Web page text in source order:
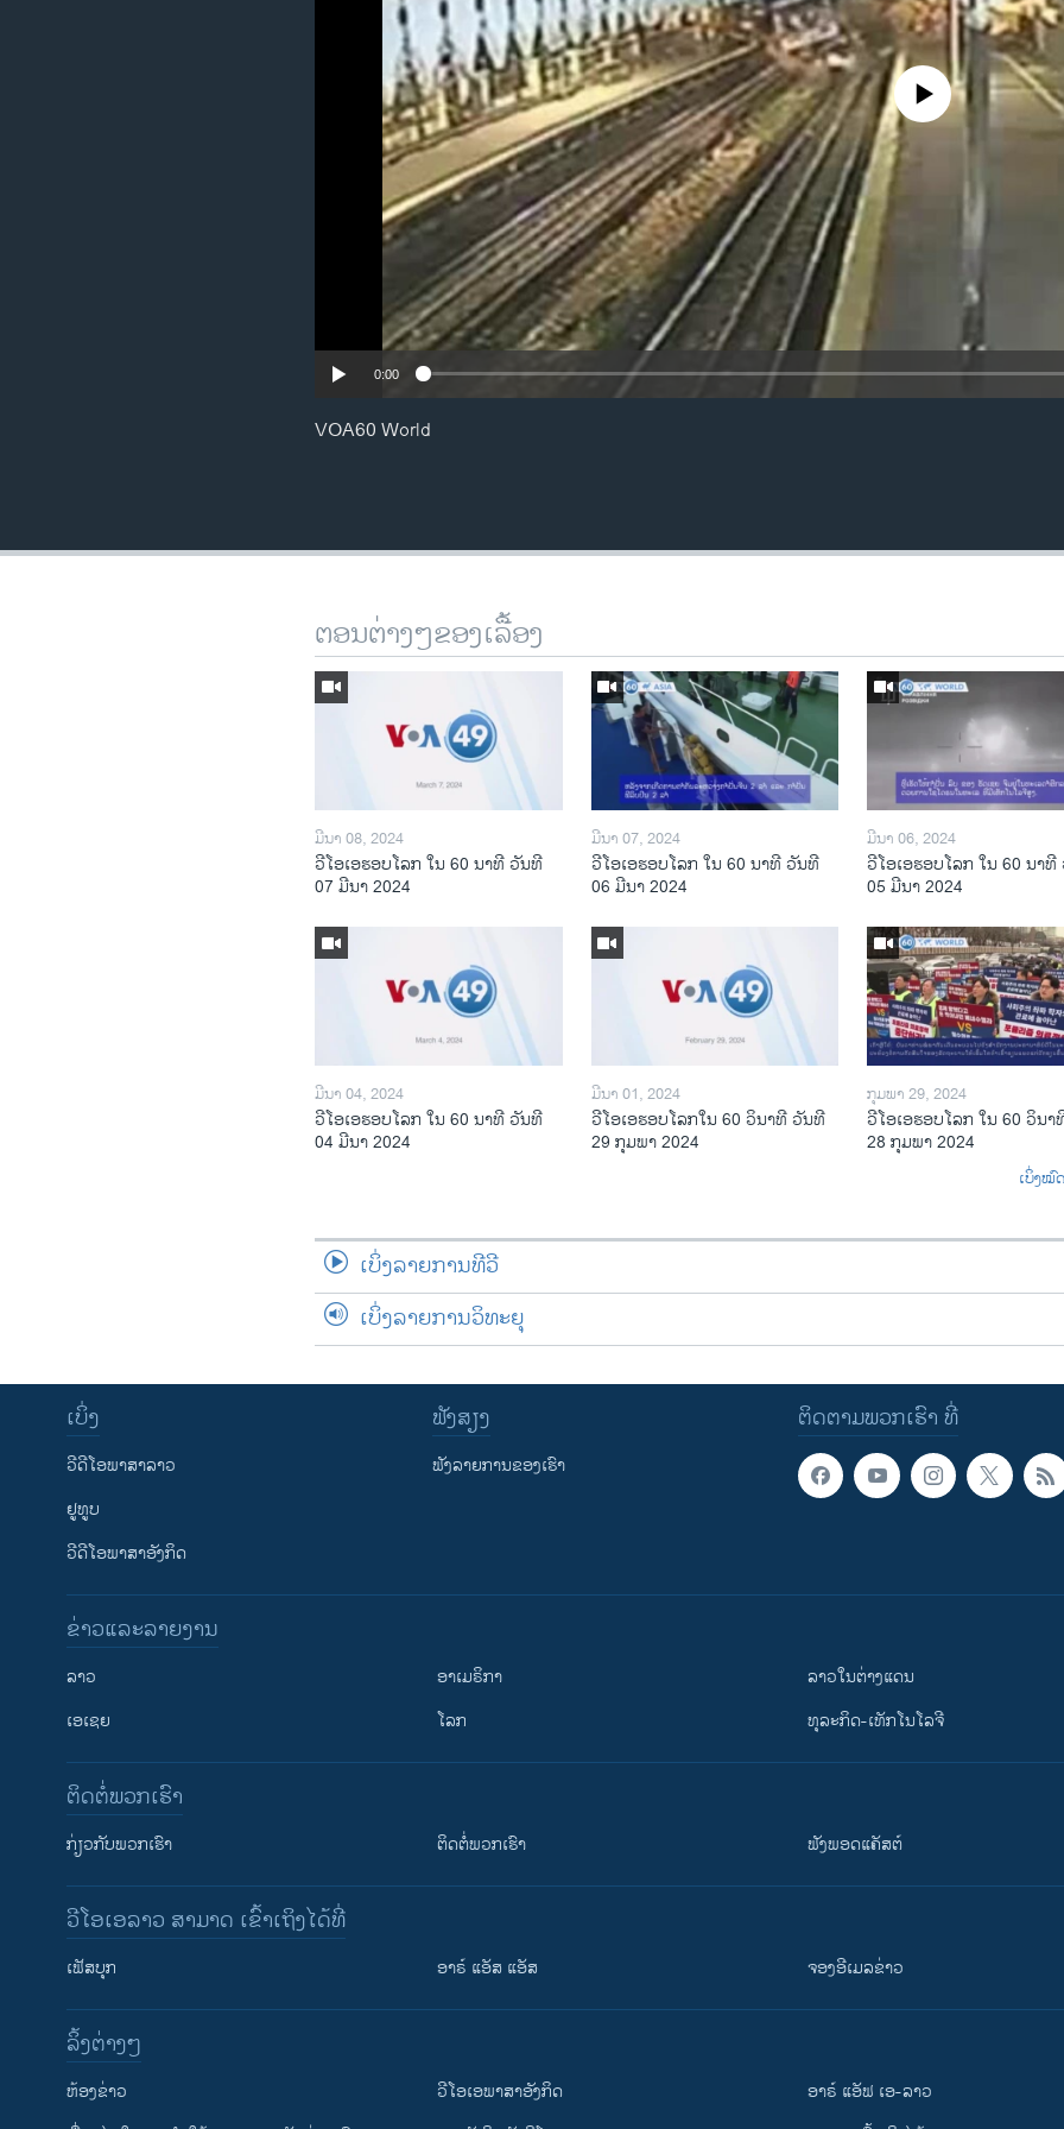
ຕິດຕາມພວກເຮົາ ທີ່
No media source currently
0:00
VOA60 World
ຕອນຕ່າງໆຂອງເລື້ອງ
ມີນາ 08, 2024
ວີໂອເອຮອບໂລກ ໃນ 60 ນາທີ ວັນທີ
07 ມີນາ 2024
ມີນາ 07, 2024
ວີໂອເອຮອບໂລກ ໃນ 60 ນາທີ ວັນທີ
06 ມີນາ 2024
ມີນາ 06, 2024
ວີໂອເອຮອບໂລກ ໃນ 60 ນາ
05 ມີນາ 2024
ມີນາ 04, 2024
ວີໂອເອຮອບໂລກ ໃນ 60 ນາທີ ວັນທີ
04 ມີນາ 2024
ມີນາ 01, 2024
ວີໂອເອຮອບໂລກໃນ 60 ວິນາທີ ວັນທີ
29 ກຸມພາ 2024
ກຸມພາ 29, 2024
ວີໂອເອຮອບໂລກ ໃນ 60 ວິນ
28 ກຸມພາ 2024
ເບິ່ງໝົ
ເບິ່ງລາຍການທີວີ
ເບິ່ງລາຍການວິທະຍຸ
ຕິດຕາມພວກເຮົາ ທີ່
ເບິ່ງ
ວີດີໂອພາສາລາວ
ຢູທູບ
ວີດີໂອພາສາອັງກິດ
ຟັງສຽງ
ຟັງລາຍການຂອງເຮົາ
ຂ່າວແລະລາຍງານ
ລາວ
ເອເຊຍ
ອາເມຣິກາ
ໂລກ
ລາວໃນຕ່າງແດນ
ທຸລະກິດ-ເທັກໂນໂລຈີ
ຕິດຕໍ່ພວກເຮົາ
ກ່ຽວກັບພວກເຮົາ ຕິດຕໍ່ພວກເຮົາ ຟັງພອດແຄັສຕ໌
ວີໂອເອລາວ ສາມາດ ເຂົ້າເຖິງໄດ້ທີ່
ເຟັສບຸກ ອາຣ໌ ແອັສ ແອັສ ຈອງອີເມລຂ່າວ
​ລິ້ງ​ຕ່າງໆ
​ຫ້ອງ​ຂ່າວ
ວີ​ໂອ​ເອ​ພາ​ສາ​ອັງ​ກິດ
ອາຣ໌ ແອັຟ ເອ-ລາວ